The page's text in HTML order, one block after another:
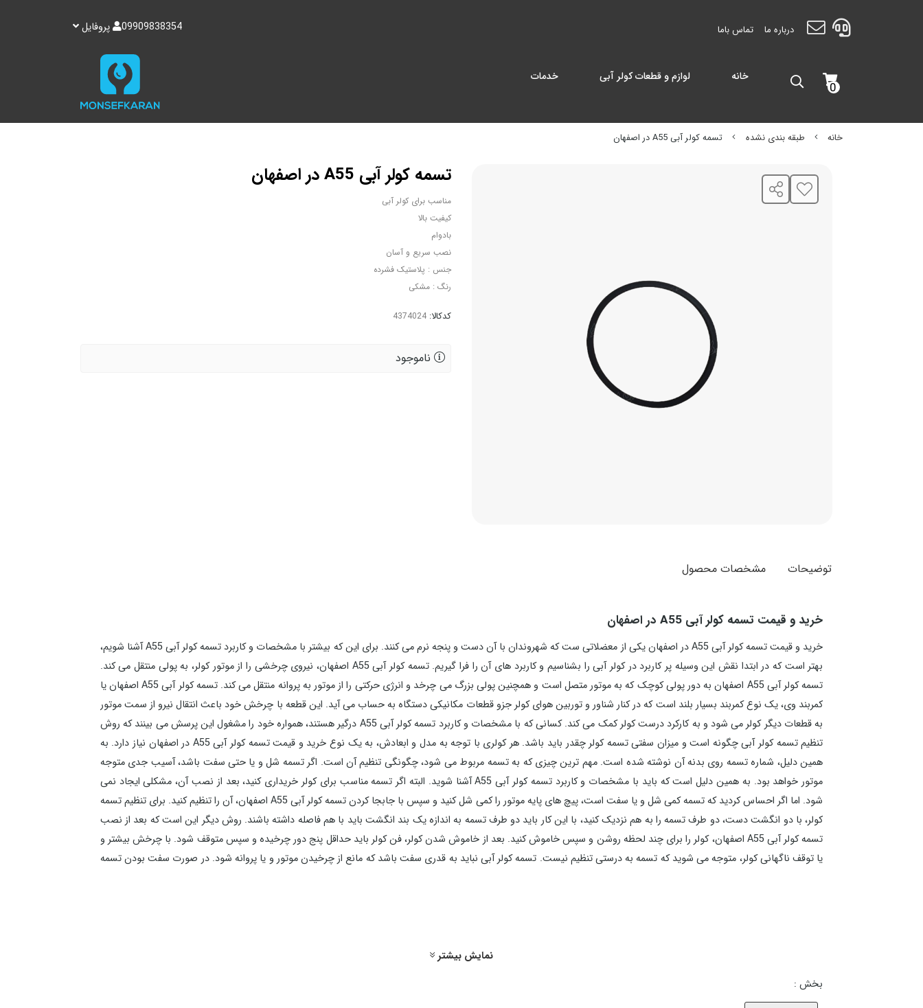
درباره ما تماس باما 09909838354 پروفایل
0
خانه لوازم و قطعات کولر آبی خدمات
خانه طبقه بندی نشده تسمه کولر آبی A55 در اصفهان
تسمه کولر آبی A55 در اصفهان
مناسب برای کولر آبی
کیفیت بالا
بادوام
نصب سریع و آسان
جنس : پلاستیک فشرده
رنگ : مشکی
کدکالا:
ناموجود
توضیحات مشخصات محصول
خرید و قیمت تسمه کولر آبی A55 در اصفهان
خرید و قیمت تسمه کولر آبی A55 در اصفهان یکی از معضلاتی ست که شهروندان با آن دست و پنجه نرم می کنند. برای این که بیشتر با مشخصات و کاربرد تسمه کولر آبی A55 آشنا شویم،
بهتر است که در ابتدا نقش این وسیله پر کاربرد در کولر آبی را بشناسیم و کاربرد های آن را فرا گیریم. تسمه کولر آبی A55 اصفهان، نیروی چرخشی را از موتور کولر، به پولی منتقل می کند.
تسمه کولر آبی A55 اصفهان به دور پولی کوچک که به موتور متصل است و همچنین پولی بزرگ می چرخد و انرژی حرکتی را از موتور به پروانه منتقل می کند. تسمه کولر آبی A55 اصفهان یا
کمربند وی، یک نوع کمربند بسیار بلند است که در کنار شناور و توربین هوای کولر جزو قطعات مکانیکی دستگاه به حساب می آید. این قطعه با چرخش خود باعث انتقال نیرو از سمت موتور
به قطعات دیگر کولر می شود و به کارکرد درست کولر کمک می کند. کسانی که با مشخصات و کاربرد تسمه کولر آبی A55 درگیر هستند، همواره خود را مشغول این پرسش می بینند که روش
تنظیم تسمه کولر آبی چگونه است و میزان سفتی تسمه کولر چقدر باید باشد. هر کولری با توجه به مدل و ابعادش، به یک نوع خرید و قیمت تسمه کولر آبی A55 در اصفهان نیاز دارد. به
همین دلیل، شماره تسمه روی بدنه آن نوشته شده است. مهم ترین چیزی که به تسمه مربوط می شود، چگونگی تنظیم آن است. اگر تسمه شل و یا حتی سفت باشد، آسیب جدی متوجه
موتور خواهد بود. به همین دلیل است که باید با مشخصات و کاربرد تسمه کولر آبی A55 آشنا شوید. البته اگر تسمه مناسب برای کولر خریداری کنید، بعد از نصب آن، مشکلی ایجاد نمی
شود. اما اگر احساس کردید که تسمه کمی شل و یا سفت است، پیچ های پایه موتور را کمی شل کنید و سپس با جابجا کردن تسمه کولر آبی A55 اصفهان، آن را تنظیم کنید. برای تنظیم تسمه
کولر، با دو انگشت دست، دو طرف تسمه را به هم نزدیک کنید، با این کار باید دو طرف تسمه به اندازه یک بند انگشت باید با هم فاصله داشته باشند. روش دیگر این است که بعد از نصب
تسمه کولر آبی A55 اصفهان، کولر را برای چند لحظه روشن و سپس خاموش کنید. بعد از خاموش شدن کولر، فن کولر باید حداقل پنج دور چرخیده و سپس متوقف شود. با چرخش بیشتر و
یا توقف ناگهانی کولر، متوجه می شوید که تسمه به درستی تنظیم نیست. تسمه کولر آبی نباید به قدری سفت باشد که مانع از چرخیدن موتور و یا پروانه شود. در صورت سفت بودن تسمه
نمایش بیشتر
بخش :